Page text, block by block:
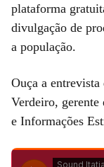
plataforma
divulgação de
a população.
Ouça a entrevista
Verdeiro, gerente
e Informações